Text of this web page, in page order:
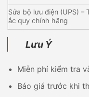
Sửa bộ lưu điện (UPS) –
ắc quy chính hãng
Lưu Ý
Miễn phí kiểm tra
Báo giá trước khi